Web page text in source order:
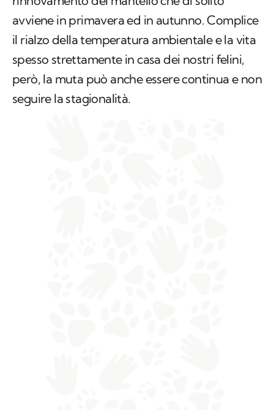
spesso strettamente in casa dei nostri felini,
però, la muta può anche essere continua e non
seguire la stagionalità.